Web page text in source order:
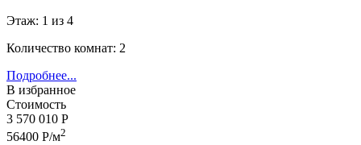
Этаж: 1 из 4
Количество комнат: 2
Подробнее...
В избранное
Стоимость
3 570 010 Р
56400 Р/м2